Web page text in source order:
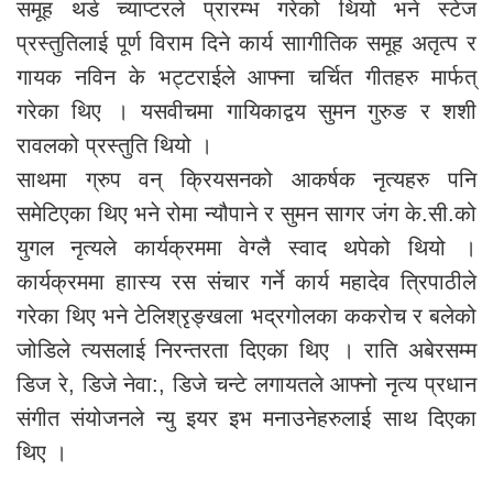
समूह थर्ड च्याप्टरले प्रारम्भ गरेको थियो भने स्टेज
प्रस्तुतिलाई पूर्ण विराम दिने कार्य साागीतिक समूह अतृत्प र
गायक नविन के भट्टराईले आफ्ना चर्चित गीतहरु मार्फत्
गरेका थिए । यसवीचमा गायिकाद्वय सुमन गुरुङ र शशी
रावलको प्रस्तुति थियो ।
साथमा ग्रुप वन् क्रियसनको आकर्षक नृत्यहरु पनि
समेटिएका थिए भने रोमा न्यौपाने र सुमन सागर जंग के.सी.को
युगल नृत्यले कार्यक्रममा वेग्लै स्वाद थपेको थियो ।
कार्यक्रममा हाास्य रस संचार गर्ने कार्य महादेव त्रिपाठीले
गरेका थिए भने टेलिश्रृङ्खला भद्रगोलका ककरोच र बलेको
जोडिले त्यसलाई निरन्तरता दिएका थिए । राति अबेरसम्म
डिज रे, डिजे नेवा:, डिजे चन्टे लगायतले आफ्नो नृत्य प्रधान
संगीत संयोजनले न्यु इयर इभ मनाउनेहरुलाई साथ दिएका
थिए ।